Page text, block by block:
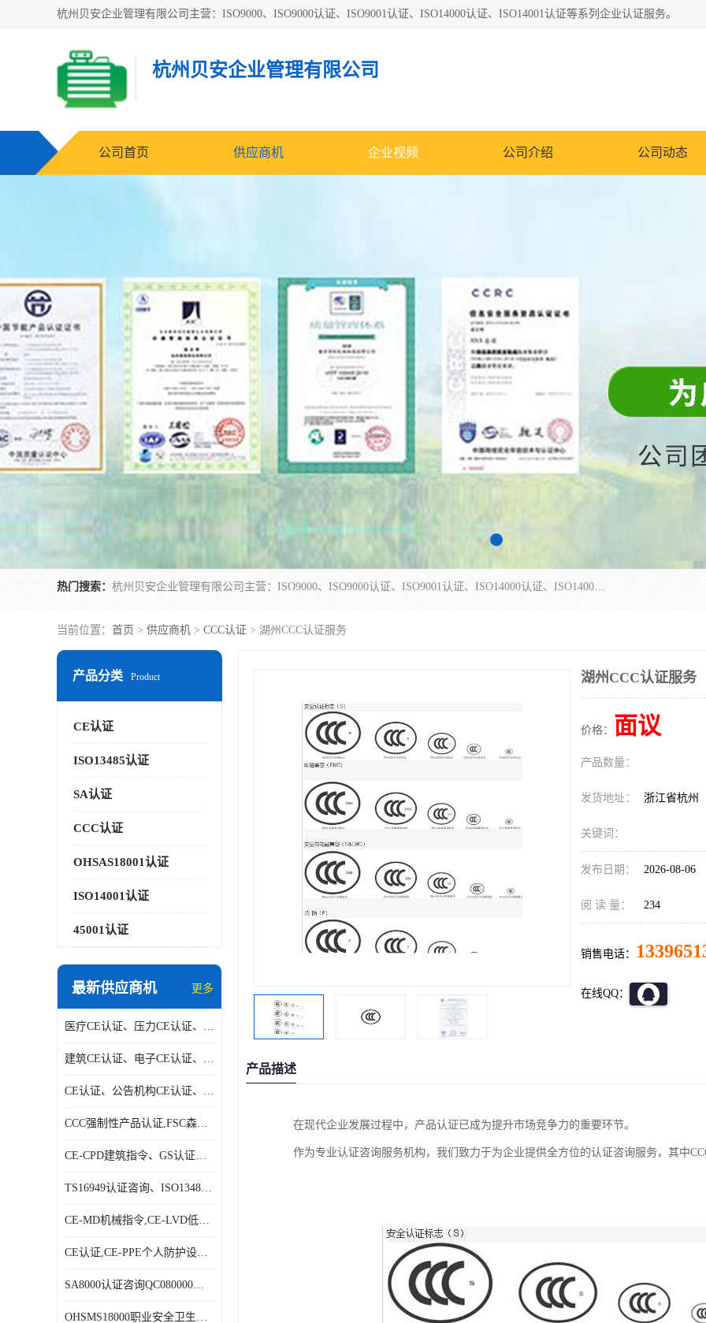
杭州贝安企业管理有限公司主营：ISO9000、ISO9000认证、ISO9001认证、ISO14000认证、ISO14001认证等系列企业认证服务。
杭州贝安企业管理有限公司
公司首页 供应商机 企业视频 公司介绍 公司动态
热门搜索： 杭州贝安企业管理有限公司主营：ISO9000、ISO9000认证、ISO9001认证、ISO14000认证、ISO14001认证等系列企业认证服务。
当前位置： 首页 > 供应商机 > CCC认证 > 湖州CCC认证服务
产品分类 Product
CE认证
ISO13485认证
SA认证
CCC认证
OHSAS18001认证
ISO14001认证
45001认证
最新供应商机 更多
医疗CE认证、压力CE认证、阀门CE认证|贝安
建筑CE认证、电子CE认证、机械CE认证|贝安
CE认证、公告机构CE认证、欧盟公告CE认证|贝安
CCC强制性产品认证,FSC森林认证|贝安
CE-CPD建筑指令、GS认证、E－MARK认证|贝安
TS16949认证咨询、ISO13485认证咨询|贝安
CE-MD机械指令,CE-LVD低电压指令,CE-EMC电磁兼容指令|贝安
CE认证,CE-PPE个人防护设备指令,CE-PED压力设备指令|贝安
SA8000认证咨询QC080000认证咨询等体系认证咨询|贝安
OHSMS18000职业安全卫生管理体系认证咨询、HACCP认证咨询|贝安
湖州CCC认证服务
价格： 面议
产品数量：
发货地址： 浙江省杭州
关键词：
发布日期： 2026-08-06
阅 读 量： 234
销售电话：
在线QQ：
产品描述
在现代企业发展过程中，产品认证已成为提升市场竞争力的重要环节。
作为专业认证咨询服务机构，我们致力于为企业提供全方位的认证咨询服务，其中